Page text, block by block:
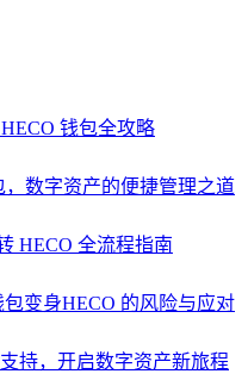
钱包全攻略
，数字资产的便捷管理之道
HECO 全流程指南
变身HECO 的风险与应对
持，开启数字资产新旅程